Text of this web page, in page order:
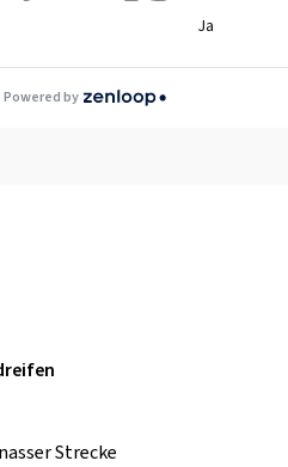
Ja
Powered by
Strecke